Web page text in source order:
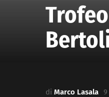
di Marco Lasala